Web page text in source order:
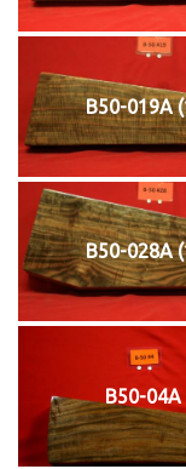
B50-019A
B50-028A
B50-04A